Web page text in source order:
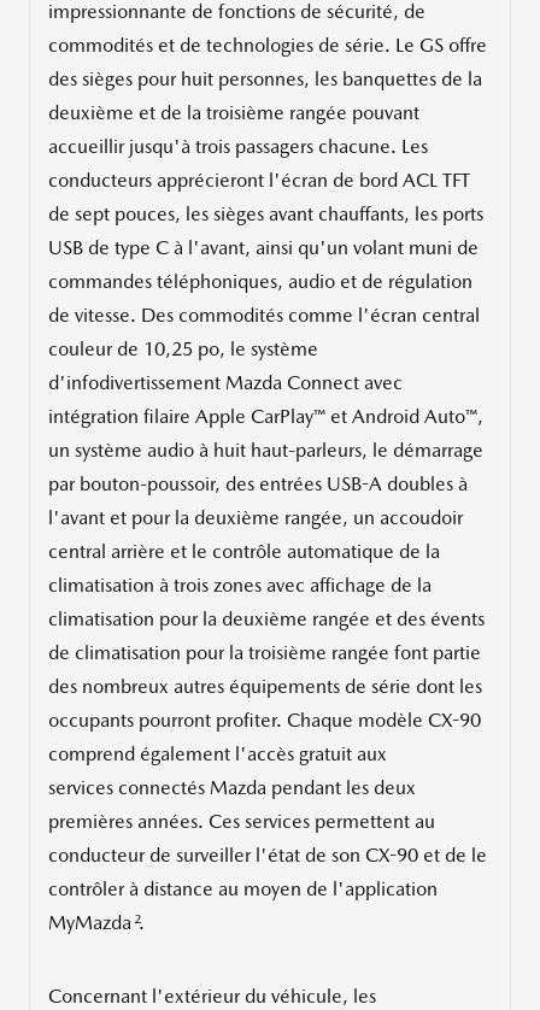
impressionnante de fonctions de sécurité, de
commodités et de technologies de série. Le GS offre
des sièges pour huit personnes, les banquettes de la
deuxième et de la troisième rangée pouvant
accueillir jusqu'à trois passagers chacune. Les
conducteurs apprécieront l'écran de bord ACL TFT
de sept pouces, les sièges avant chauffants, les ports
USB de type C à l'avant, ainsi qu'un volant muni de
commandes téléphoniques, audio et de régulation
de vitesse. Des commodités comme l'écran central
couleur de 10,25 po, le système
d'infodivertissement Mazda Connect avec
intégration filaire Apple CarPlay™ et Android Auto™,
un système audio à huit haut-parleurs, le démarrage
par bouton-poussoir, des entrées USB-A doubles à
l'avant et pour la deuxième rangée, un accoudoir
central arrière et le contrôle automatique de la
climatisation à trois zones avec affichage de la
climatisation pour la deuxième rangée et des évents
de climatisation pour la troisième rangée font partie
des nombreux autres équipements de série dont les
occupants pourront profiter. Chaque modèle CX-90
comprend également l'accès gratuit aux
services connectés Mazda pendant les deux
premières années. Ces services permettent au
conducteur de surveiller l'état de son CX-90 et de le
contrôler à distance au moyen de l'application
MyMazda 2.
Concernant l'extérieur du véhicule, les